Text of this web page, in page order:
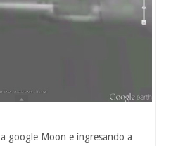
google Moon e ingresando a